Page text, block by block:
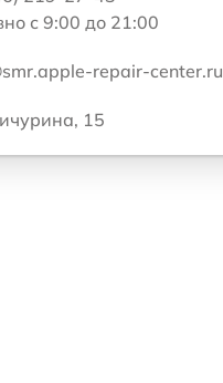
с 9:00 до 21:00
repair-center.ru
15